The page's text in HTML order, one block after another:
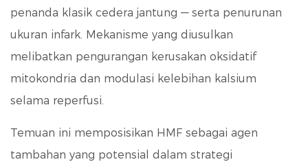
penanda klasik cedera jantung — serta penurunan
ukuran infark. Mekanisme yang diusulkan
melibatkan pengurangan kerusakan oksidatif
mitokondria dan modulasi kelebihan kalsium
selama reperfusi.
Temuan ini memposisikan HMF sebagai agen
tambahan yang potensial dalam strategi